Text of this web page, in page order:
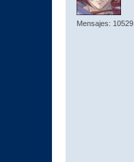
Mensajes: 10529